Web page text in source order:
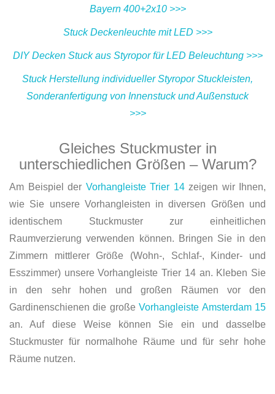
Bayern 400+2x10 >>>
Stuck Deckenleuchte mit LED >>>
DIY Decken Stuck aus Styropor für LED Beleuchtung >>>
Stuck Herstellung individueller Styropor Stuckleisten,
Sonderanfertigung von Innenstuck und Außenstuck
>>>
Gleiches Stuckmuster in
unterschiedlichen Größen – Warum?
Am Beispiel der Vorhangleiste Trier 14zeigen wir Ihnen,
wie Sie unsere Vorhangleisten in diversen Größen und
identischem Stuckmuster zur einheitlichen
Raumverzierung verwenden können. Bringen Sie in den
Zimmern mittlerer Größe (Wohn-, Schlaf-, Kinder- und
Esszimmer) unsere Vorhangleiste Trier 14 an. Kleben Sie
in den sehr hohen und großen Räumen vor den
Gardinenschienen die großeVorhangleiste Amsterdam 15
an. Auf diese Weise können Sie ein und dasselbe
Stuckmuster für normalhohe Räume und für sehr hohe
Räume nutzen.